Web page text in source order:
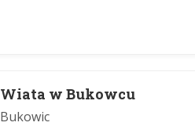
Wiata w Bukowcu
Bukowic